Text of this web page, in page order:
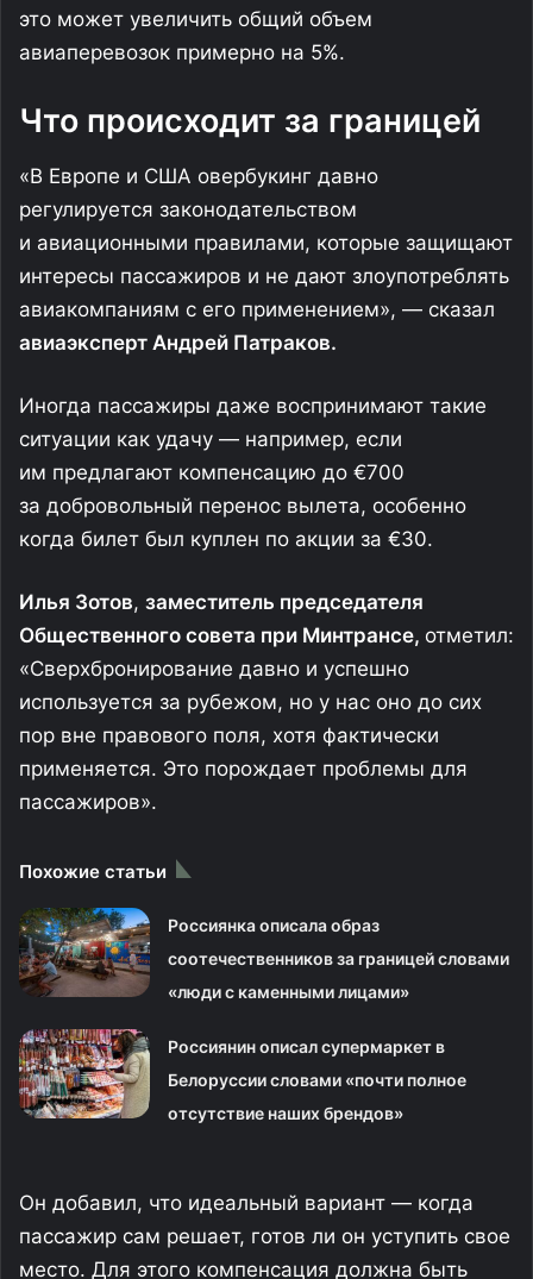
это может увеличить общий объем
авиаперевозок примерно на 5%.
Что происходит за границей
«В Европе и США овербукинг давно
регулируется законодательством
и авиационными правилами, которые защищают
интересы пассажиров и не дают злоупотреблять
авиакомпаниям с его применением», — сказал
авиаэксперт Андрей Патраков.
Иногда пассажиры даже воспринимают такие
ситуации как удачу — например, если
им предлагают компенсацию до €700
за добровольный перенос вылета, особенно
когда билет был куплен по акции за €30.
Илья Зотов, заместитель председателя
Общественного совета при Минтрансе, отметил:
«Сверхбронирование давно и успешно
используется за рубежом, но у нас оно до сих
пор вне правового поля, хотя фактически
применяется. Это порождает проблемы для
пассажиров».
Похожие статьи
Россиянка описала образ
соотечественников за границей словами
«люди с каменными лицами»
Россиянин описал супермаркет в
Белоруссии словами «почти полное
отсутствие наших брендов»
Он добавил, что идеальный вариант — когда
пассажир сам решает, готов ли он уступить свое
место. Для этого компенсация должна быть